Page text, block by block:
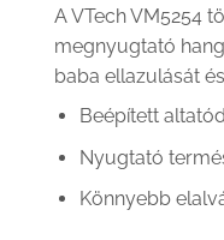
A VTech VM5254
megnyugtató
baba ellazulását
Beépített
Nyugtató
Könnyebb